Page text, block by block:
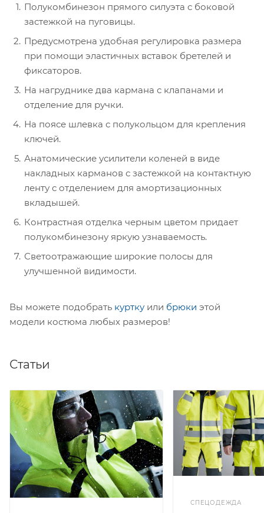
Полукомбинезон прямого силуэта с боковой
застежкой на пуговицы.
Предусмотрена удобная регулировка размера
при помощи эластичных вставок бретелей и
фиксаторов.
На нагруднике два кармана с клапанами и
отделение для ручки.
На поясе шлевка с полукольцом для крепления
ключей.
Анатомические усилители коленей в виде
накладных карманов с застежкой на контактную
ленту с отделением для амортизационных
вкладышей.
Контрастная отделка черным цветом придает
полукомбинезону яркую узнаваемость.
Светоотражающие широкие полосы для
улучшенной видимости.
Вы можете подобрать куртку или брюки этой
модели костюма любых размеров!
Статьи
СПЕЦОДЕЖДА